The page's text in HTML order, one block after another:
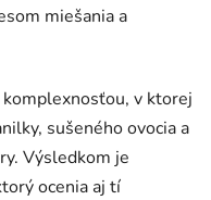
miešania a
v ktorej
sušeného ovocia a
Výsledkom je
ocenia aj tí